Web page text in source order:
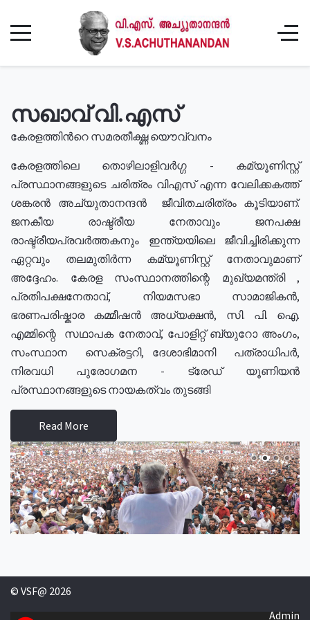
സഖാവ് വി.എസ്
കേരളത്തിൻറെ സമരതീക്ഷ്ണ യൌവ്വനം
കേരളത്തിലെ തൊഴിലാളിവർഗ്ഗ - കമ്യൂണിസ്റ്റ്
പ്രസ്ഥാനങ്ങളുടെ ചരിത്രം വിഎസ് എന്ന വേലിക്കകത്ത്
ശങ്കരൻ അച്യുതാനന്ദൻ ജീവിതചരിത്രം കൂടിയാണ്.
ജനകീയ രാഷ്ട്രീയ നേതാവും ജനപക്ഷ
രാഷ്ട്രീയപ്രവർത്തകനും ഇന്ത്യയിലെ ജീവിച്ചിരിക്കുന്ന
ഏറ്റവും തലമുതിർന്ന കമ്യൂണിസ്റ്റ് നേതാവുമാണ്
അദ്ദേഹം. കേരള സംസ്ഥാനത്തിന്റെ മുഖ്യമന്ത്രി ,
പ്രതിപക്ഷനേതാവ്, നിയമസഭാ സാമാജികൻ,
ഭരണപരിഷ്കാര കമ്മീഷൻ അധ്യക്ഷൻ, സി. പി. ഐ.
എമ്മിന്റെ സഥാപക നേതാവ്, പോളിറ്റ് ബ്യുറോ അംഗം,
സംസ്ഥാന സെക്രട്ടറി, ദേശാഭിമാനി പത്രാധിപർ,
നിരവധി പുരോഗമന - ട്രേഡ് യൂണിയൻ
പ്രസ്ഥാനങ്ങളുടെ നായകത്വം തുടങ്ങി
Read More
© VSF@ 2026
Admin